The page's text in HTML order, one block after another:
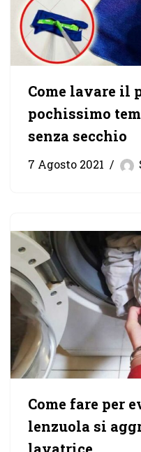
Come lavare il
pochissimo
senza secchio
7 Agosto 2021
Come fare per
lenzuola si